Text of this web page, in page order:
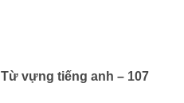
Từ vựng tiếng anh – 107